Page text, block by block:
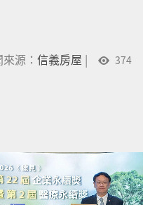
源： 信義房屋 | 374